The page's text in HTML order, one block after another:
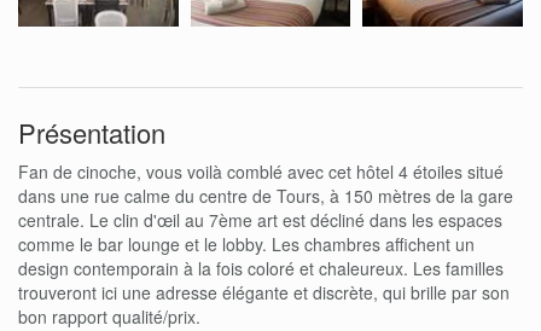
Présentation
Fan de cinoche, vous voilà comblé avec cet hôtel 4 étoiles situé
dans une rue calme du centre de Tours, à 150 mètres de la gare
centrale. Le clin d'œil au 7ème art est décliné dans les espaces
comme le bar lounge et le lobby. Les chambres affichent un
design contemporain à la fois coloré et chaleureux. Les familles
trouveront ici une adresse élégante et discrète, qui brille par son
bon rapport qualité/prix.